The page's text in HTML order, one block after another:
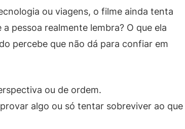
ou viagens, o filme ainda tenta
pessoa realmente lembra? O que ela
percebe que não dá para confiar em
ou de ordem.
algo ou só tentar sobreviver ao que